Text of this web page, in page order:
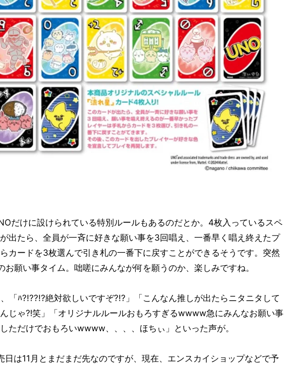
だけに設けられている特別ルールもあるのだとか。4枚入っているスペ
出たら、全員が一斉に好きな願い事を3回唱え、一番早く唱え終えたプ
カードを3枚選んで引き札の一番下に戻すことができるそうです。突然
お願い事タイム。咄嗟にみんなが何を願うのか、楽しみですね。
「ﾊ?!??!?絶対欲しいですぞ?!?」「こんなん推しが出たらニタニタして
じゃ⁈笑」「オリジナルルールおもろすぎるwwww急にみんなお願い事
ただけでおもろいwwww、、、、ほちぃ」といった声が。
日は11月とまだまだ先なのですが、現在、エンスカイショップなどで予